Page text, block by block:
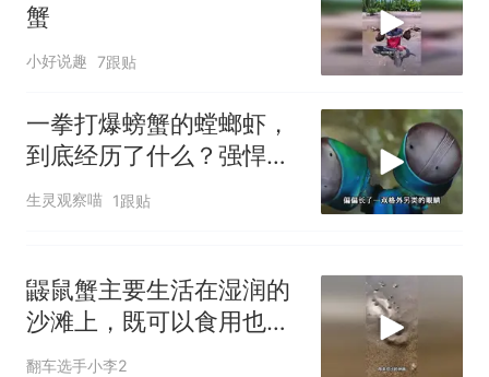
蟹
小好说趣 7跟贴
一拳打爆螃蟹的螳螂虾，
到底经历了什么？强悍都
是被逼出来的
生灵观察喵 1跟贴
鼹鼠蟹主要生活在湿润的
沙滩上，既可以食用也能
拿来当诱饵钓鱼
翻车选手小李2